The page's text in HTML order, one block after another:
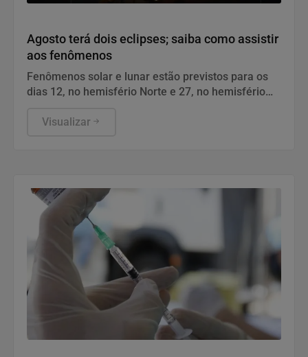
Agosto terá dois eclipses; saiba como assistir
aos fenômenos
Fenômenos solar e lunar estão previstos para os
dias 12, no hemisfério Norte e 27, no hemisfério
Visualizar